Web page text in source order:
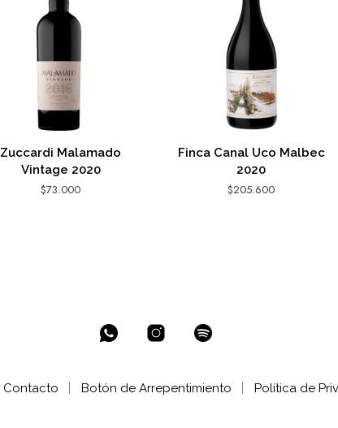
Zuccardi Malamado
Vintage 2020
$73.000
Finca Canal Uco Malbec
2020
$205.600
Contacto Botón de Arrepentimiento Política de